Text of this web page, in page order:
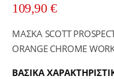
109,90 €
ΜΑΣΚΑ SCOTT
ORANGE CHROME
ΒΑΣΙΚΑ